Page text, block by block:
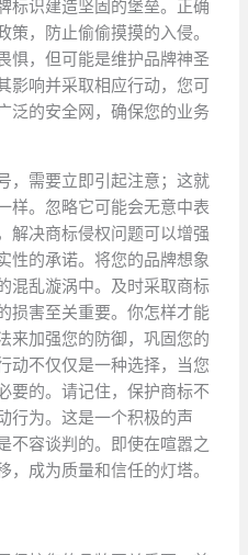
标识建造坚固的堡垒。正确
，防止偷偷摸摸的入侵。
惧，但可能是维护品牌神圣
影响并采取相应行动，您可
泛的安全网，确保您的业务
，需要立即引起注意；这就
样。忽略它可能会无意中表
解决商标侵权问题可以增强
性的承诺。将您的品牌想象
混乱漩涡中。及时采取商标
损害至关重要。你怎样才能
来加强您的防御，巩固您的
动不仅仅是一种选择，当您
要的。请记住，保护商标不
行为。这是一个积极的声
不容谈判的。即使在喧嚣之
，成为质量和信任的灯塔。